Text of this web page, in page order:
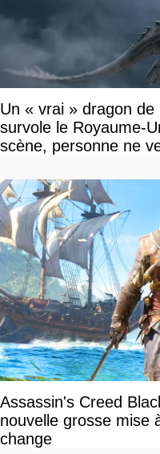
Un « vrai » dragon
survole le Royaume-
scène, personne ne
Assassin's Creed
nouvelle grosse mise
change